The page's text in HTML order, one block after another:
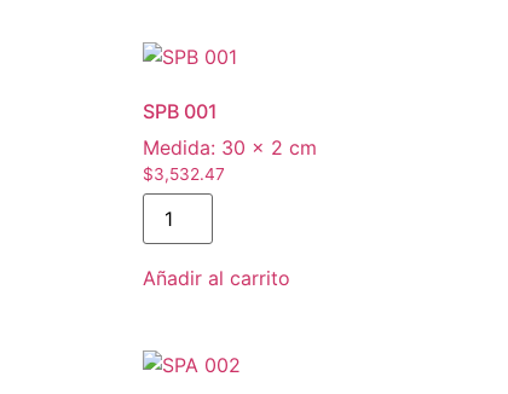
SPB 001
Medida: 30 × 2 cm
$3,532.47
SPB
001
cantidad
Añadir al carrito